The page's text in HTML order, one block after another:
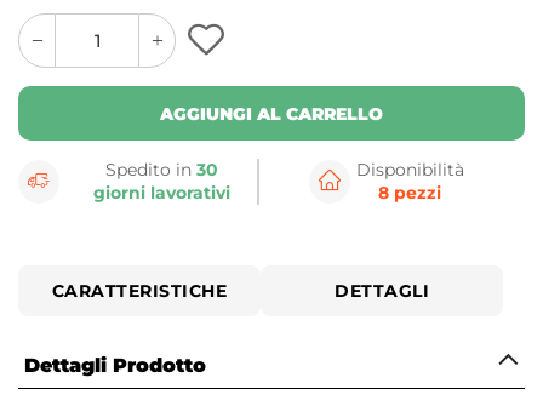
quantity
button
quantity
minus
button
AGGIUNGI AL CARRELLO
Spedito in 30
giorni lavorativi
Disponibilità
8 pezzi
CARATTERISTICHE DETTAGLI
Dettagli Prodotto